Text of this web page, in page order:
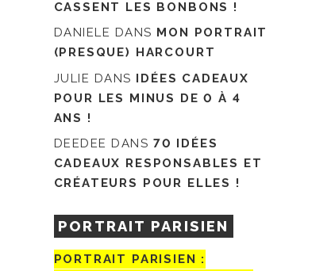
CASSENT LES BONBONS !
DANIELE DANS MON PORTRAIT
(PRESQUE) HARCOURT
JULIE DANS IDÉES CADEAUX
POUR LES MINUS DE 0 À 4
ANS !
DEEDEE DANS 70 IDÉES
CADEAUX RESPONSABLES ET
CRÉATEURS POUR ELLES !
PORTRAIT PARISIEN
PORTRAIT PARISIEN :